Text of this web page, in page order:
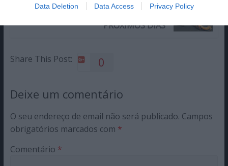
Data Deletion Data Access Privacy Policy
GT SPORT TEM BETA ABERTO NOS
PRÓXIMOS DIAS
Share This Post: 0
Deixe um comentário
O seu endereço de email não será publicado. Campos
obrigatórios marcados com *
Comentário *